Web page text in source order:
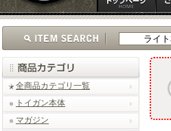
全商品カテゴリ一覧
トイガン本体
マガジン